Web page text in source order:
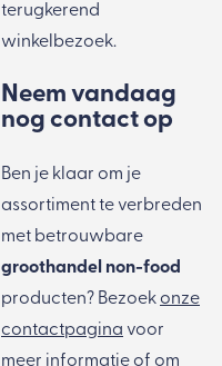
terugkerend
winkelbezoek.
Neem vandaag
nog contact op
Ben je klaar om je
assortiment te verbreden
met betrouwbare
groothandel non-food
producten? Bezoek onze
contactpagina voor
meer informatie of om